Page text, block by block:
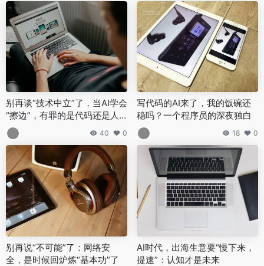
别再谈“技术中立”了，当AI学会
“擦边”，有罪的是代码还是人
心？
40 0
写代码的AI来了，我的饭碗还
稳吗？一个程序员的深夜独白
18 0
别再说“不可能”了：网络安
全，是时候回炉炼“基本功”了
AI时代，出海生意要“慢下来，
提速”：认知才是未来